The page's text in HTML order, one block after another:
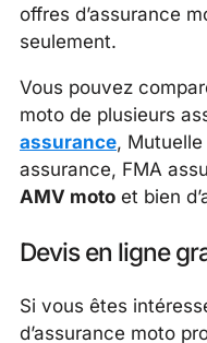
offres d’assurance
seulement.
Vous pouvez
moto de plusieurs
assurance,
assurance, FMA
AMV moto et bien
Devis en ligne
Si vous êtes
d’assurance moto